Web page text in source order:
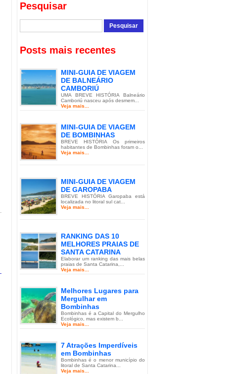
Pesquisar
Posts mais recentes
MINI-GUIA DE VIAGEM
DE BALNEÁRIO
CAMBORIÚ
UMA BREVE HISTÓRIA Balneário
Camboriú nasceu após desmem...
Veja mais...
MINI-GUIA DE VIAGEM
DE BOMBINHAS
BREVE HISTÓRIA Os primeiros
habitantes de Bombinhas foram o...
Veja mais...
MINI-GUIA DE VIAGEM
DE GAROPABA
BREVE HISTÓRIA Garopaba está
localizada no litoral sul cat...
Veja mais...
RANKING DAS 10
MELHORES PRAIAS DE
SANTA CATARINA
Elaborar um ranking das mais belas
praias de Santa Catarina,...
Veja mais...
Melhores Lugares para
Mergulhar em
Bombinhas
Bombinhas é a Capital do Mergulho
Ecológico, mas existem b...
Veja mais...
7 Atrações Imperdíveis
em Bombinhas
Bombinhas é o menor município do
litoral de Santa Catarina...
Veja mais...